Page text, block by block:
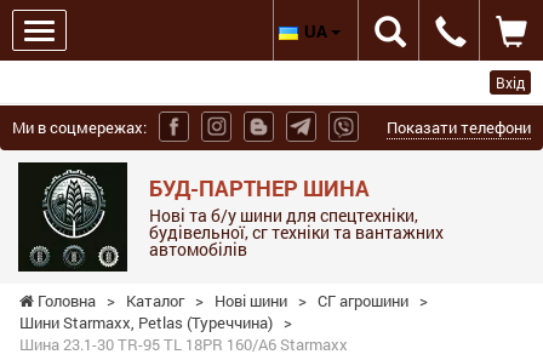
Вхід
Ми в соцмережах: Показати телефони
БУД-ПАРТНЕР ШИНА
Нові та б/у шини для спецтехніки,
будівельної, сг техніки та вантажних
автомобілів
UA
Головна > Каталог > Нові шини > СГ агрошини >
Шини Starmaxx, Petlas (Туреччина) >
Шина 23.1-30 TR-95 TL 18PR 160/A6 Starmaxx